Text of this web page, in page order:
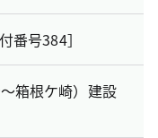
号384］
箱根ケ崎）建設